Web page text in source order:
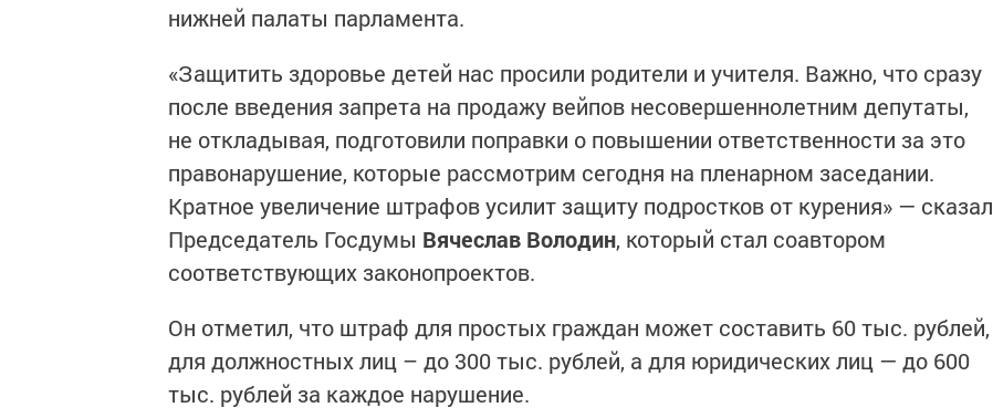
нижней палаты парламента.
«Защитить здоровье детей нас просили родители и учителя. Важно, что сразу
после введения запрета на продажу вейпов несовершеннолетним депутаты,
не откладывая, подготовили поправки о повышении ответственности за это
правонарушение, которые рассмотрим сегодня на пленарном заседании.
Кратное увеличение штрафов усилит защиту подростков от курения» — сказал
Председатель Госдумы Вячеслав Володин, который стал соавтором
соответствующих законопроектов.
Он отметил, что штраф для простых граждан может составить 60 тыс. рублей,
для должностных лиц – до 300 тыс. рублей, а для юридических лиц — до 600
тыс. рублей за каждое нарушение.